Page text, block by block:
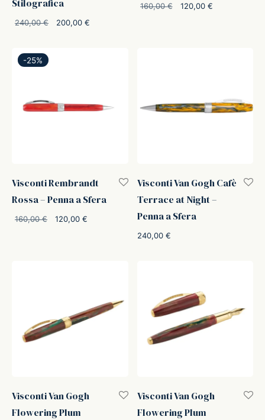
Stilografica
240,00€
Il prezzo
200,00 €
160,00€
Il prezzo
120,00 €
-25%
Visconti Rembrandt
Rossa – Penna a Sfera
160,00€
Il prezzo
120,00 €
Visconti Van Gogh Cafè
Terrace at Night –
Penna a Sfera
240,00 €
Visconti Van Gogh
Flowering Plum
Visconti Van Gogh
Flowering Plum